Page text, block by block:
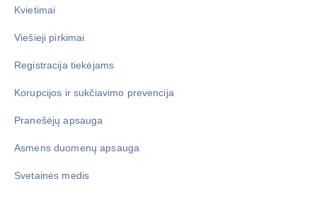
Kvietimai
Viešieji pirkimai
Registracija tiekėjams
Korupcijos ir sukčiavimo prevencija
Pranešėjų apsauga
Asmens duomenų apsauga
Svetainės medis